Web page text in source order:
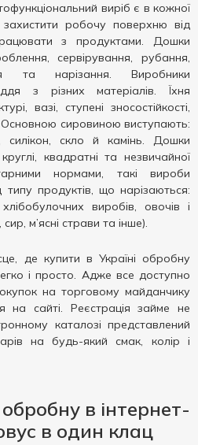
виріб є в кожної
робочу поверхню від
з продуктами. Дошки
сервірування, рубання,
та нарізання. Виробники
з різних матеріалів. Їхня
вазі, ступені зносостійкості,
Основною сировиною виступають:
силікон, скло й камінь. Дошки
квадратні та незвичайної
нормами, такі вироби
продуктів, що нарізаються:
виробів, овочів і
м’ясні страви та інше).
де купити в Україні обробну
і просто. Адже все доступно
на торговому майданчику
на сайті. Реєстрація займе не
каталозі представлений
на будь-який смак, колір і
в інтернет-
в один клац